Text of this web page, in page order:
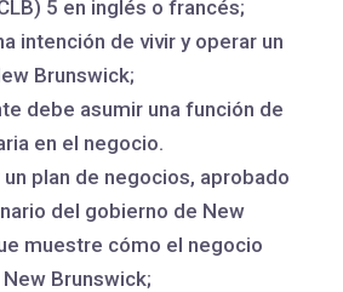
5 en inglés o francés;
intención de vivir y operar un
Brunswick;
debe asumir una función de
en el negocio.
plan de negocios, aprobado
del gobierno de New
muestre cómo el negocio
Brunswick;